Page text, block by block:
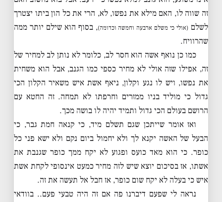
זה שווה לו, האם מילא את נפשו, לא, הרי את כל הון ביתו יצטרך
לשלם (אולי כי משלם ארבעה וחמשה וכדומה), בסוף הוא שילם יותר ממה
שהרוויח.
כמו כן נואף אשה הוא חסר לב, כלומר לא נותן לב למחיר של
זה, אפילו שזה אולי לא מחיר כספי כמו הגנב, אבל הוא משחית
את נפשו, ויש לו נגע וקלון, ניאף אשת איש משאיר הקלון הכי
גדול כי מוליד בניו ממזרים וחרפתו לא תמחה. זה החטא עם
הרושם בעולם הכי גדול ותמיד יהיה לו בושה מכך.
ואז אומר שייתכן שגם תשלם מיד, כי קנאה חמת גבר, כי
הבעל של האשה יקנא לך ולא יחמול ביום נקם ולא ישא פני כל
כופר. כי הוא מאד כועס ופגוע לא יקח ממך כופר שגנבת את
אשתו, אז בסיכום יוצא שיש לזה מחיר כמעט אינסופי לקחת אשת
איש כי בעלה לא יקח שום כופר, אז חבל אל תעשה את זה.
נראה לי שפעם דיברנו פה אם זה היה טבעי פעם.. בוודאי